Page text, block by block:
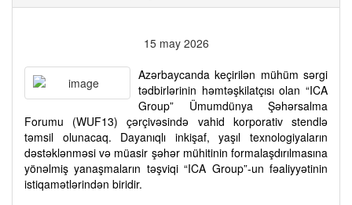
15 may 2026
Azərbaycanda keçirilən mühüm sərgi
tədbirlərinin həmtəşkilatçısı olan “ICA
Group” Ümumdünya Şəhərsalma
Forumu (WUF13) çərçivəsində vahid korporativ stendlə
təmsil olunacaq. Dayanıqlı inkişaf, yaşıl texnologiyaların
dəstəklənməsi və müasir şəhər mühitinin formalaşdırılmasına
yönəlmiş yanaşmaların təşviqi “ICA Group”-un fəaliyyətinin
istiqamətlərindən biridir.